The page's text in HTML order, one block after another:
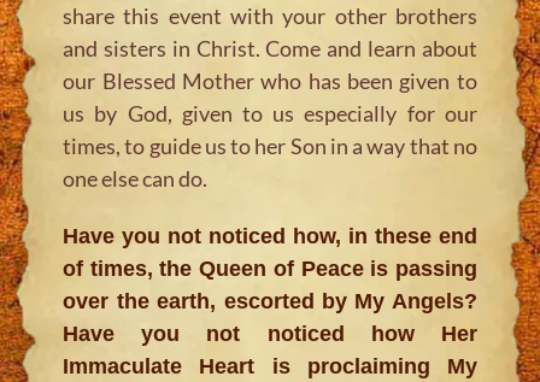
share this event with your other brothers
and sisters in Christ. Come and learn about
our Blessed Mother who has been given to
us by God, given to us especially for our
times, to guide us to her Son in a way that no
one else can do.
Have you not noticed how, in these end
of times, the Queen of Peace is passing
over the earth, escorted by My Angels?
Have you not noticed how Her
Immaculate Heart is proclaiming My